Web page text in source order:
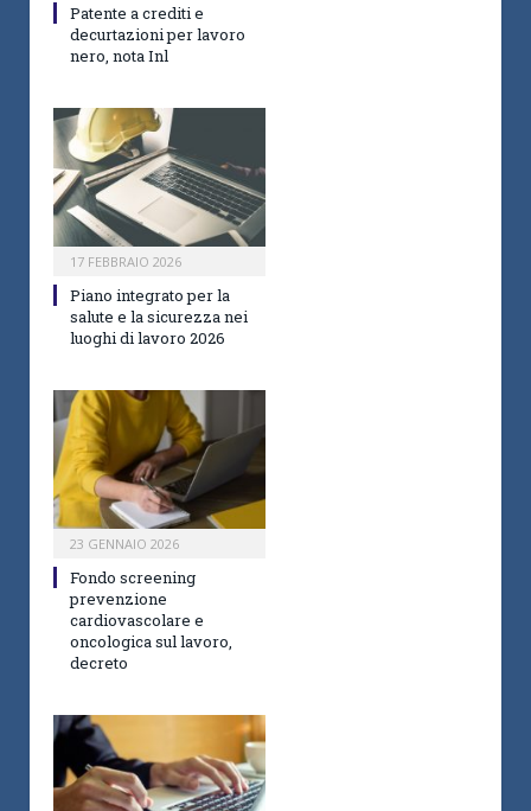
Patente a crediti e
decurtazioni per lavoro
nero, nota Inl
17 FEBBRAIO 2026
Piano integrato per la
salute e la sicurezza nei
luoghi di lavoro 2026
23 GENNAIO 2026
Fondo screening
prevenzione
cardiovascolare e
oncologica sul lavoro,
decreto